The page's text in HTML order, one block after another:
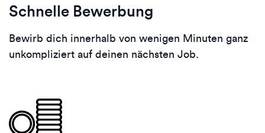
Schnelle Bewerbung
Bewirb dich innerhalb von wenigen Minuten ganz
unkompliziert auf deinen nächsten Job.